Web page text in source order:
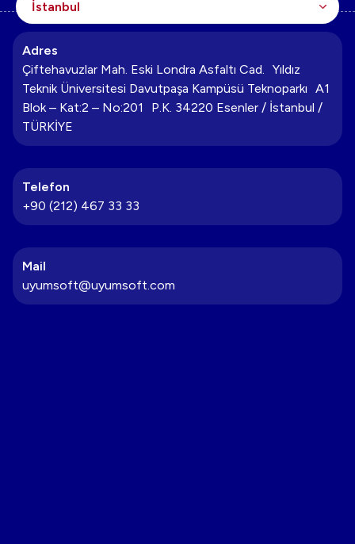
Adres
Çiftehavuzlar Mah. Eski Londra Asfaltı Cad. Yıldız
Teknik Üniversitesi Davutpaşa Kampüsü Teknoparkı A1
Blok – Kat:2 – No:201 P.K. 34220 Esenler / İstanbul /
TÜRKİYE
Telefon
+90 (212) 467 33 33
Mail
uyumsoft@uyumsoft.com